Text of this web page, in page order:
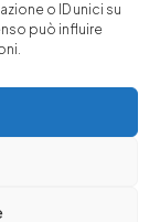
o ID unici su
può influire